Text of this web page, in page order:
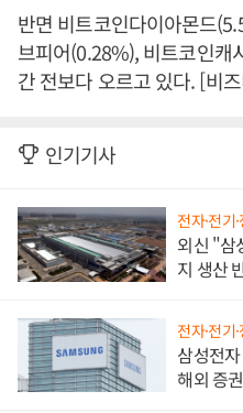
반면 비트코인다이아몬드
브피어(0.28%), 비트코인캐
간 전보다 오르고 있다. [비
인기기사
전자·전기
외신 "삼
지 생산
전자·전기
삼성전
해외 증